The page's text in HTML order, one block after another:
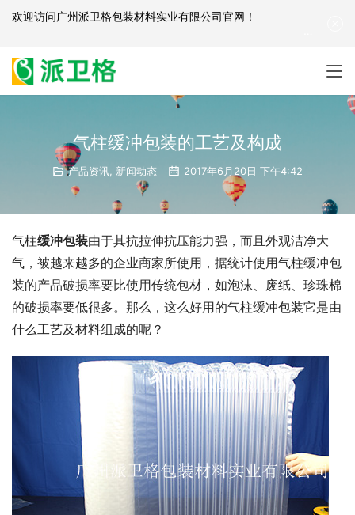
气柱缓冲包装的工艺及构成
产品资讯 新闻动态 2017年6月20日 下午4:42
气柱缓冲包装由于其抗拉伸抗压能力强，而且外观洁净大
气，被越来越多的企业商家所使用，据统计使用气柱缓冲包
装的产品破损率要比使用传统包材，如泡沫、废纸、珍珠棉
的破损率要低很多。那么，这么好用的气柱缓冲包装它是由
什么工艺及材料组成的呢？
欢迎访问广州派卫格包装材料实业有限公司官网 ！